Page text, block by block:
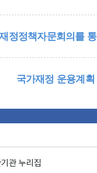
정정책자문회의를
국가재정 운용계
관 누리집